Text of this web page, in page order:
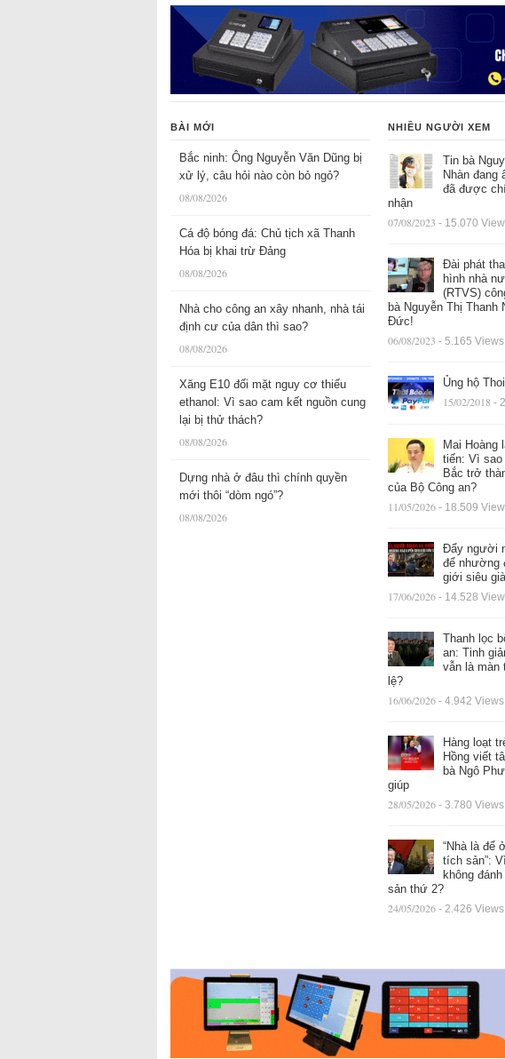
BÀI MỚI
Bắc ninh: Ông Nguyễn Văn Dũng bị
xử lý, câu hỏi nào còn bỏ ngỏ?
08/08/2026
Cá độ bóng đá: Chủ tịch xã Thanh
Hóa bị khai trừ Đảng
08/08/2026
Nhà cho công an xây nhanh, nhà tái
định cư của dân thì sao?
08/08/2026
Xăng E10 đối mặt nguy cơ thiếu
ethanol: Vì sao cam kết nguồn cung
lại bị thử thách?
08/08/2026
Dựng nhà ở đâu thì chính quyền
mới thôi “dòm ngó”?
08/08/2026
NHIỀU NGƯỜI XEM
Tin bà
Nhàn đang
đã được
nhận
07/08/2023 - 15.070
Đài phát
hình nhà
(RTVS)
bà Nguyễn Thị Thanh
Đức!
06/08/2023 - 5.165 Views
Ủng hộ
15/02/2018 -
Mai Hoàng
tiến: Vì sao
Bắc trở
của Bộ Công an?
11/05/2026 - 18.509
Đẩy người
để nhường
giới siêu
17/06/2026 - 14.528
Thanh lọc
an: Tinh
vẫn là màn
lệ?
16/06/2026 - 4.942 Views
Hàng loạt
Hồng viết
bà Ngô
giúp
28/05/2026 - 3.780 Views
“Nhà là để
tích sản”:
không
sản thứ 2?
24/05/2026 - 2.426 Views